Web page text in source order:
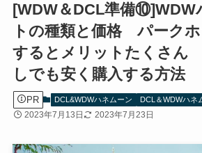
[WDW＆DCL準備⑩]WDW
トの種類と価格 パーク
するとメリットたくさん
しでも安く購入する方法
PR DCL&WDWハネムーン DCL＆WDWハネ
2023年7月13日 2023年7月23日